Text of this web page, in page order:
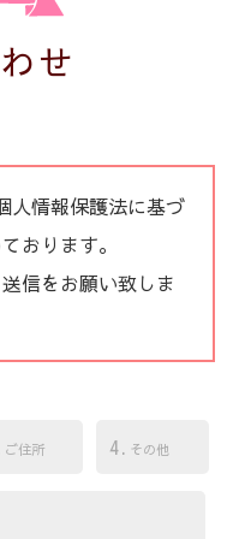
せ
人情報保護法に基づ
おります。
信をお願い致しま
ご住所 4. その他